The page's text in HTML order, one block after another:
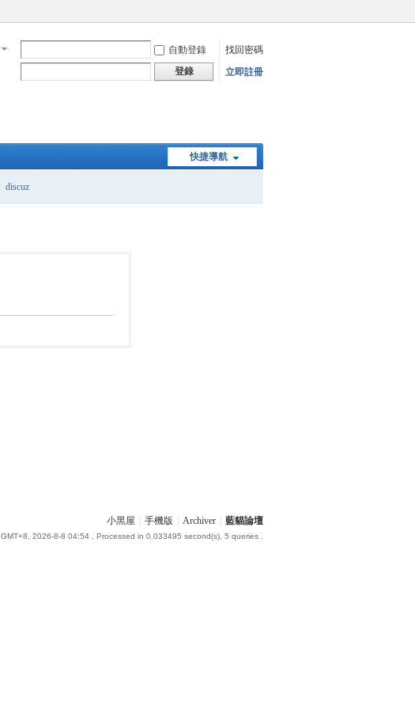
自動登錄
找回密碼
登錄 立即註冊
快捷導航
discuz
小黑屋 手機版 Archiver 藍貓論壇
GMT+8, 2026-8-8 04:54 , Processed in 0.033495 second(s), 5 queries .